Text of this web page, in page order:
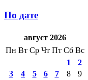
По дате
август 2026
Пн Вт Ср Чт Пт Сб Вс
1
2
3
4 5 6 7 8
9